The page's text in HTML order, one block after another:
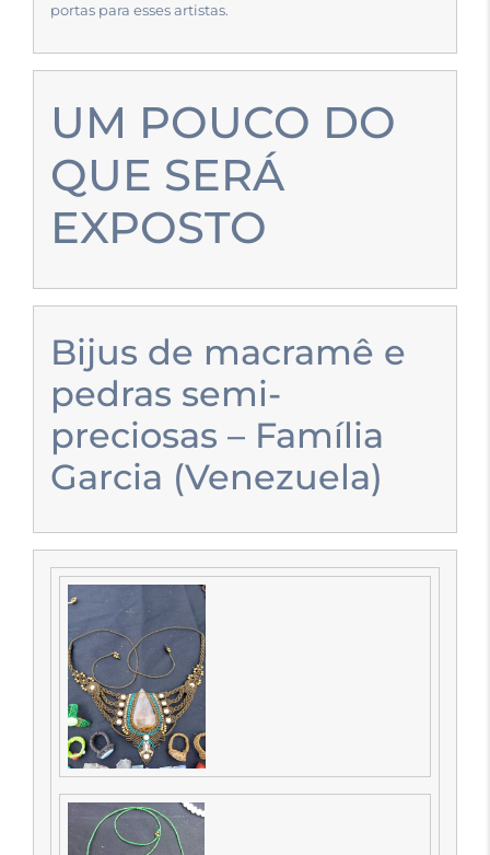
portas para esses artistas.
UM POUCO DO
QUE SERÁ
EXPOSTO
Bijus de macramê e
pedras semi-
preciosas – Família
Garcia (Venezuela)